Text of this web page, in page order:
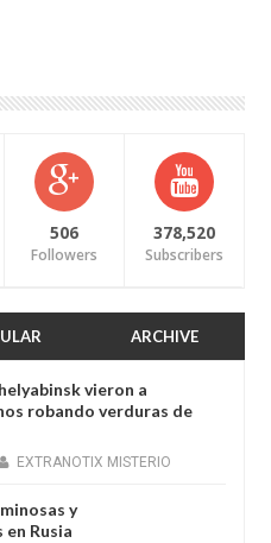
506
Followers
378,520
Subscribers
ARCHIVE
vieron a
robando verduras de
EXTRANOTIX MISTERIO
y
Rusia